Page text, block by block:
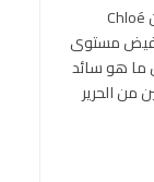
تتميز مجموعة خريف وشتاء 2018- 2019 من Chloé
مستوى
هو سائد
من الحرير